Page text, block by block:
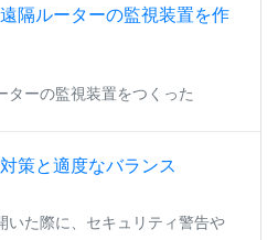
隔ルーターの監視装置を作
ターの監視装置をつくった
策と適度なバランス
いた際に、セキュリティ警告や